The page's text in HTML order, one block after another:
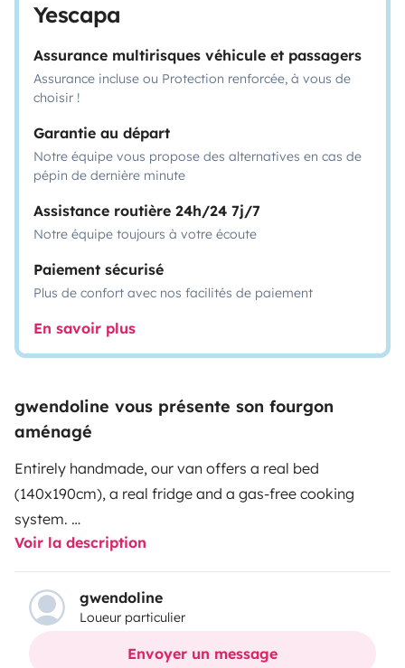
Yescapa
Assurance multirisques véhicule et passagers
Assurance incluse ou Protection renforcée, à vous de
choisir !
Garantie au départ
Notre équipe vous propose des alternatives en cas de
pépin de dernière minute
Assistance routière 24h/24 7j/7
Notre équipe toujours à votre écoute
Paiement sécurisé
Plus de confort avec nos facilités de paiement
En savoir plus
gwendoline vous présente son fourgon
aménagé
Entirely handmade, our van offers a real bed
(140x190cm), a real fridge and a gas-free cooking
system.
Named Gizmo, it's a quiet and cozy cocoon, perfect for
short but memorable trips.
Gizmo is smoker free and is not equipped for pets.
A dining space is available underneath the bed and an
Voir la description
gwendoline
Loueur particulier
Envoyer un message